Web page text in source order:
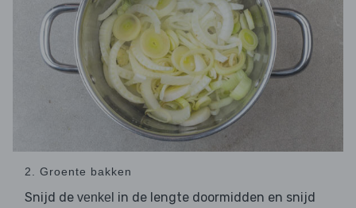
2. Groente bakken
Snijd de venkel in de lengte doormidden en snijd